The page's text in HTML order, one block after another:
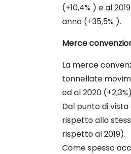
(+10,4% ) e al
anno (+35,5% ).
Merce
La merce
tonnellate
ed al 2020
Dal punto di
rispetto allo
rispetto al 2019).
Come spesso